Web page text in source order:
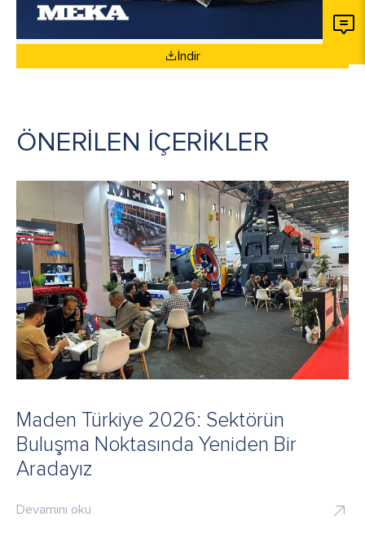
İndir
ÖNERİLEN İÇERİKLER
Maden Türkiye 2026: Sektörün
Buluşma Noktasında Yeniden Bir
Aradayız
Devamını oku